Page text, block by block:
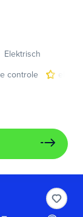
Elektrisch
controle